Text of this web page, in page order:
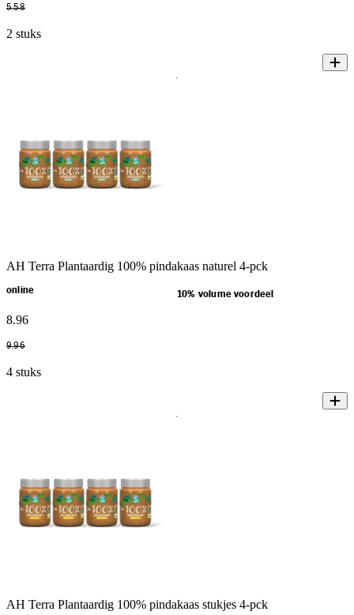
5.58
2 stuks
AH Terra Plantaardig 100% pindakaas naturel 4-pck
online 10% volume voordeel
8.96
9.96
4 stuks
AH Terra Plantaardig 100% pindakaas stukjes 4-pck